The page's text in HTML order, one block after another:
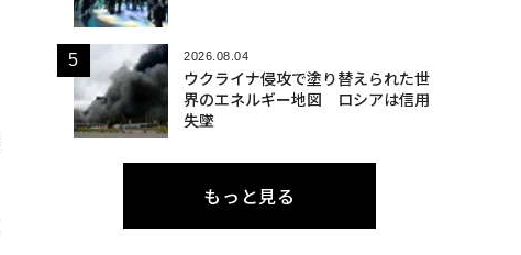
2026.08.04
ウクライナ侵攻で塗り替えられた世
界のエネルギー地図 ロシアは信用
失墜
もっと見る